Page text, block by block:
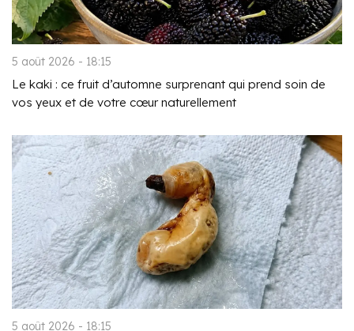
5 août 2026 - 18:15
Le kaki : ce fruit d’automne surprenant qui prend soin de
vos yeux et de votre cœur naturellement
5 août 2026 - 18:15